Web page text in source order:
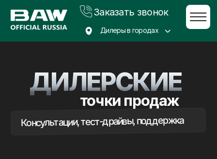
Благовещенск
Хабаровск
Магадан
Сургут
Волгоград
Заказать звонок
Главная→ Дилеры
Консультации, тест-драйвы, поддержка
точки продаж